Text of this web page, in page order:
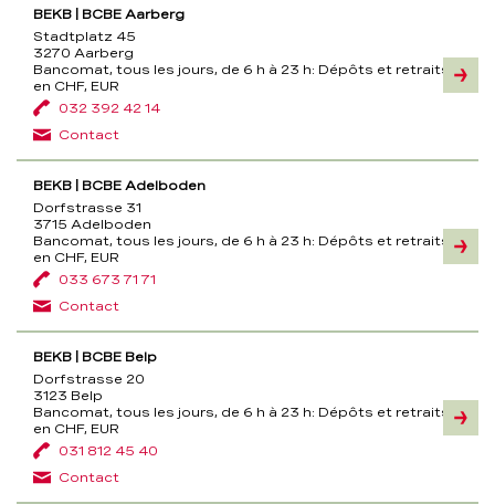
tous
les
jours,
23
BEKB | BCBE Aarberg
Stadtplatz 45
3270 Aarberg
Bancomat, tous les jours, de 6 h à 23 h: Dépôts et retraits
en CHF, EUR
032 392 42 14
Contact
BEKB | BCBE Adelboden
Dorfstrasse 31
3715 Adelboden
Bancomat, tous les jours, de 6 h à 23 h: Dépôts et retraits
en CHF, EUR
033 673 71 71
Contact
BEKB | BCBE Belp
Dorfstrasse 20
3123 Belp
Bancomat, tous les jours, de 6 h à 23 h: Dépôts et retraits
en CHF, EUR
031 812 45 40
Contact